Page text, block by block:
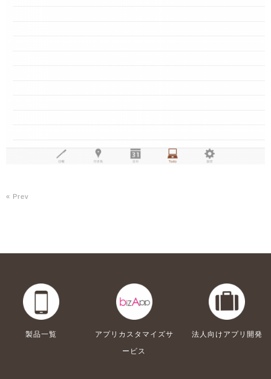
« Prev
製品一覧
アプリカスタマイズサ
ービス
法人向けアプリ開発